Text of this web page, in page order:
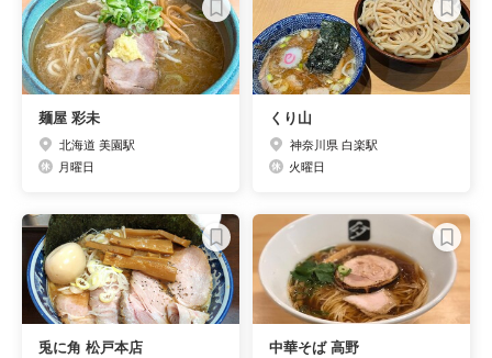
麺屋 彩未
北海道 美園駅
月曜日
くり山
神奈川県 白楽駅
火曜日
兎に角 松戸本店 中華そば 高野